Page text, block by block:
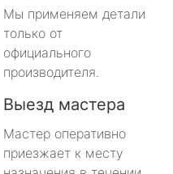
Мы применяем детали
только от
официального
производителя.
Выезд мастера
Мастер оперативно
приезжает к месту